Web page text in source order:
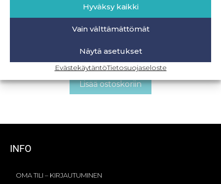
Hyväksy kaikki
Vain välttämättömät
Näytä asetukset
EvästekäytäntöTietosuojaseloste
PDF Lady Rose naisten korkeavyötäröiset
alushousut
5,90€ Sis. ALV
Lisää ostoskoriin
INFO
OMA TILI – KIRJAUTUMINEN